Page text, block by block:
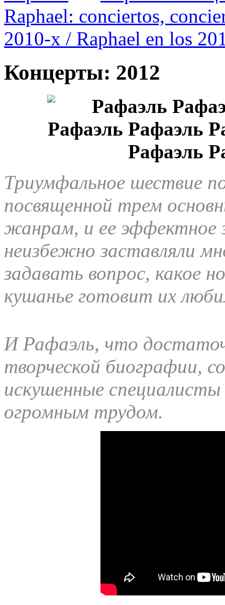
Raphael: conciertos,
2010-х / Raphael en los
Концерты: 2012
Триумфальное шествие
посвященной трем
жанрам, и ее эффектное
неизбежно заставляли
задавать вопрос, какое
кушанье готовит их
И Рафаэль, что
творческой биографии,
искушенные
огромным трудом.